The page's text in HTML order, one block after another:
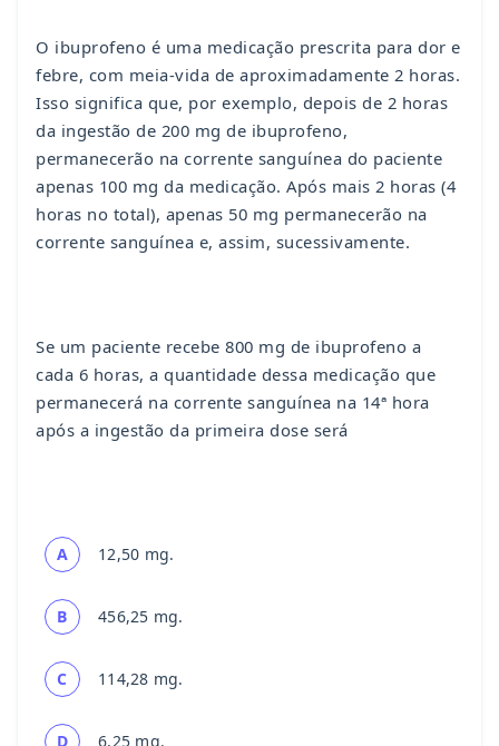
O ibuprofeno é uma medicação prescrita para dor e
febre, com meia-vida de aproximadamente 2 horas.
Isso significa que, por exemplo, depois de 2 horas
da ingestão de 200 mg de ibuprofeno,
permanecerão na corrente sanguínea do paciente
apenas 100 mg da medicação. Após mais 2 horas (4
horas no total), apenas 50 mg permanecerão na
corrente sanguínea e, assim, sucessivamente.
Se um paciente recebe 800 mg de ibuprofeno a
cada 6 horas, a quantidade dessa medicação que
permanecerá na corrente sanguínea na 14ª hora
após a ingestão da primeira dose será
A 12,50 mg.
B 456,25 mg.
C 114,28 mg.
D 6,25 mg.